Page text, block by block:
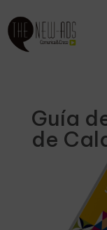
Guía
de